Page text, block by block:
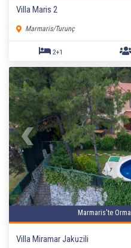
Villa Maris 2
Marmaris/Turunç
Marmaris'te
Villa Miramar Jakuzili